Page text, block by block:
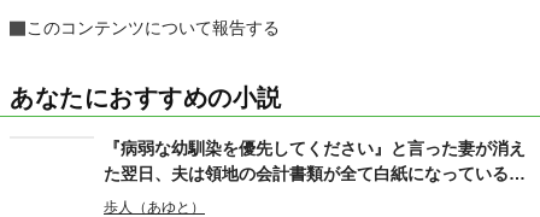
このコンテンツについて報告する
あなたにおすすめの小説
『病弱な幼馴染を優先してください』と言った妻が消え
た翌日、夫は領地の会計書類が全て白紙になっているこ
とに気づいた
歩人（あゆと）